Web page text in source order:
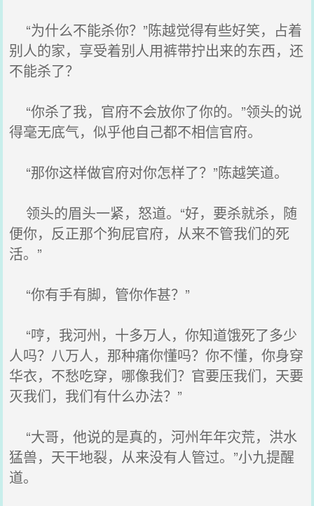
“为什么不能杀你？”陈越觉得有些好笑，占着
别人的家，享受着别人用裤带拧出来的东西，还
不能杀了？
“你杀了我，官府不会放你了你的。”领头的说
得毫无底气，似乎他自己都不相信官府。
“那你这样做官府对你怎样了？”陈越笑道。
领头的眉头一紧，怒道。“好，要杀就杀，随
便你，反正那个狗屁官府，从来不管我们的死
活。”
“你有手有脚，管你作甚？”
“哼，我河州，十多万人，你知道饿死了多少
人吗？八万人，那种痛你懂吗？你不懂，你身穿
华衣，不愁吃穿，哪像我们？官要压我们，天要
灭我们，我们有什么办法？”
“大哥，他说的是真的，河州年年灾荒，洪水
猛兽，天干地裂，从来没有人管过。”小九提醒
道。